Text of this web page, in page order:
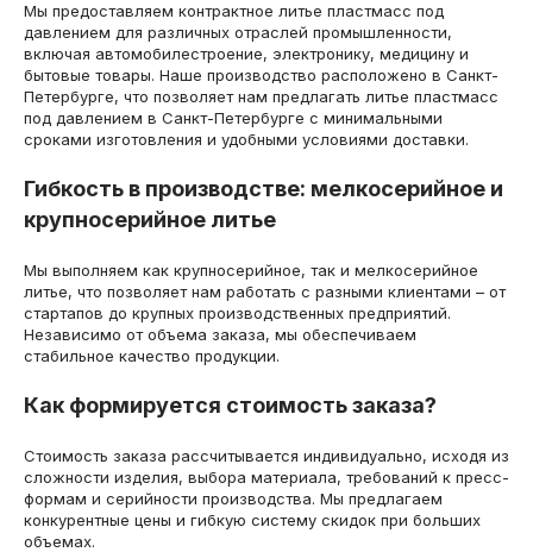
Мы предоставляем контрактное литье пластмасс под
давлением для различных отраслей промышленности,
включая автомобилестроение, электронику, медицину и
бытовые товары. Наше производство расположено в Санкт-
Петербурге, что позволяет нам предлагать литье пластмасс
под давлением в Санкт-Петербурге с минимальными
сроками изготовления и удобными условиями доставки.
Гибкость в производстве: мелкосерийное и
крупносерийное литье
Мы выполняем как крупносерийное, так и мелкосерийное
литье, что позволяет нам работать с разными клиентами – от
стартапов до крупных производственных предприятий.
Независимо от объема заказа, мы обеспечиваем
стабильное качество продукции.
Как формируется стоимость заказа?
Стоимость заказа рассчитывается индивидуально, исходя из
сложности изделия, выбора материала, требований к пресс-
формам и серийности производства. Мы предлагаем
конкурентные цены и гибкую систему скидок при больших
объемах.